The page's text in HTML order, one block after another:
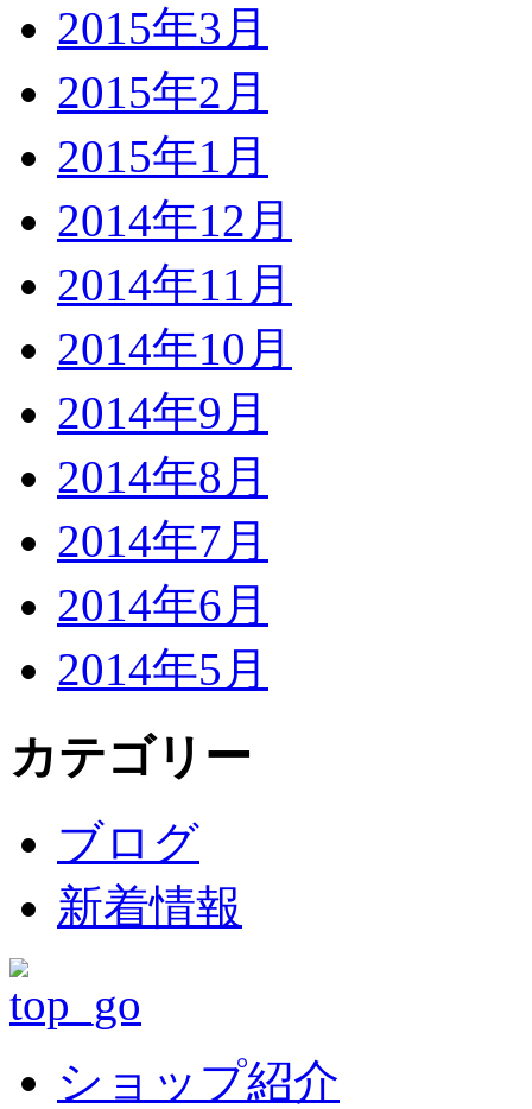
2015年3月
2015年2月
2015年1月
2014年12月
2014年11月
2014年10月
2014年9月
2014年8月
2014年7月
2014年6月
2014年5月
カテゴリー
ブログ
新着情報
ショップ紹介